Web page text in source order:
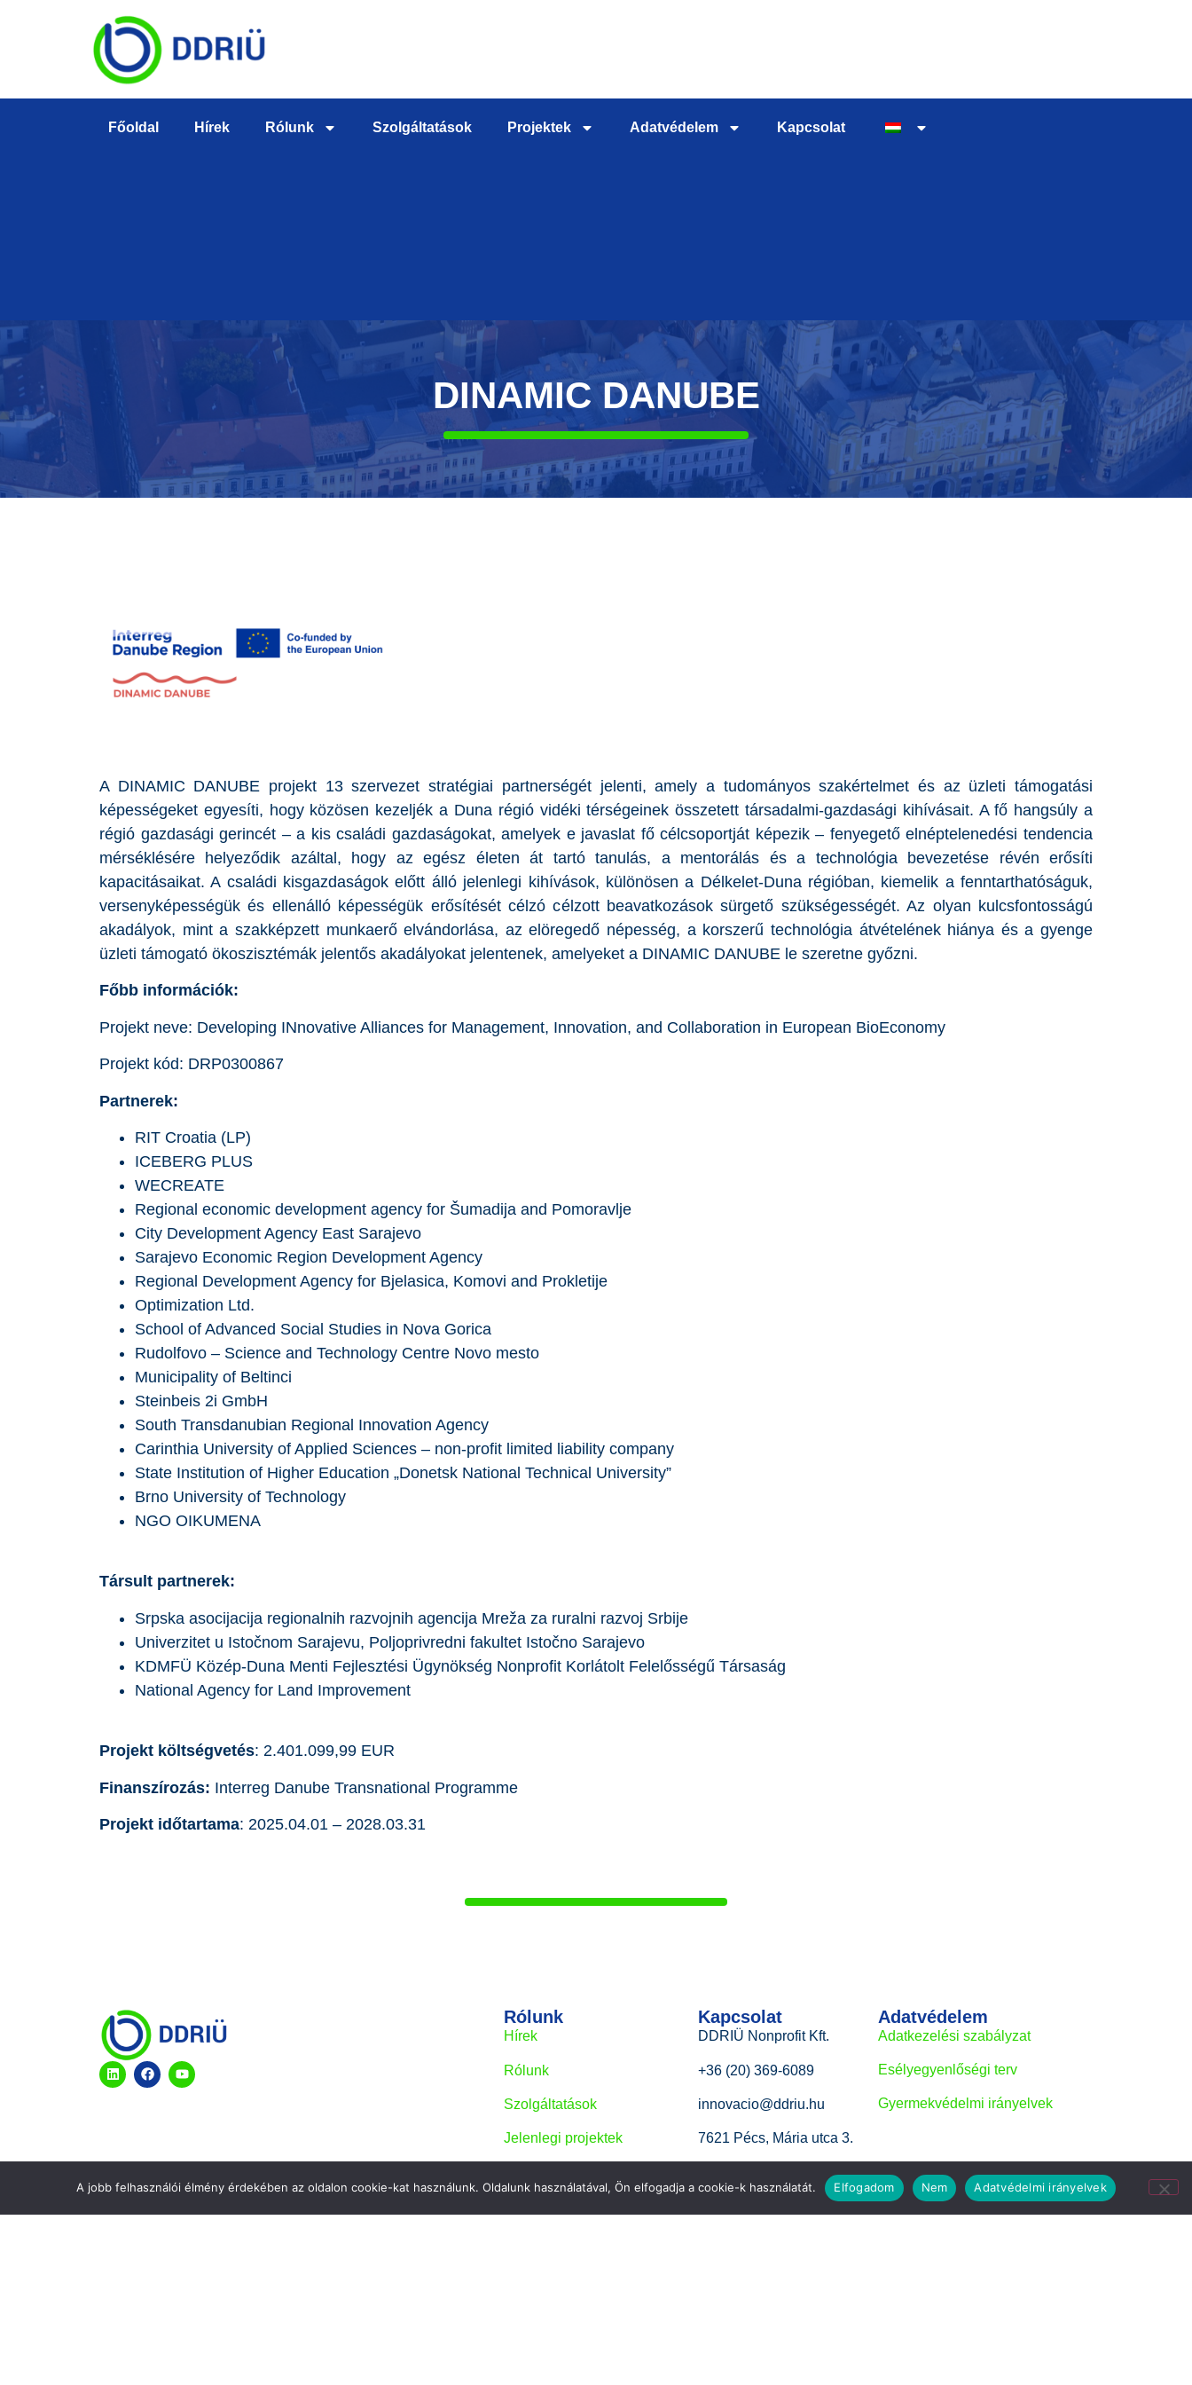
Főoldal Hírek Rólunk Szolgáltatások Projektek Adatvédelem Kapcsolat
DINAMIC DANUBE
A DINAMIC DANUBE projekt 13 szervezet stratégiai partnerségét jelenti, amely a tudományos szakértelmet és az üzleti támogatási
képességeket egyesíti, hogy közösen kezeljék a Duna régió vidéki térségeinek összetett társadalmi-gazdasági kihívásait. A fő hangsúly a
régió gazdasági gerincét – a kis családi gazdaságokat, amelyek e javaslat fő célcsoportját képezik – fenyegető elnéptelenedési tendencia
mérséklésére helyeződik azáltal, hogy az egész életen át tartó tanulás, a mentorálás és a technológia bevezetése révén erősíti
kapacitásaikat. A családi kisgazdaságok előtt álló jelenlegi kihívások, különösen a Délkelet-Duna régióban, kiemelik a fenntarthatóságuk,
versenyképességük és ellenálló képességük erősítését célzó célzott beavatkozások sürgető szükségességét. Az olyan kulcsfontosságú
akadályok, mint a szakképzett munkaerő elvándorlása, az elöregedő népesség, a korszerű technológia átvételének hiánya és a gyenge
üzleti támogató ökoszisztémák jelentős akadályokat jelentenek, amelyeket a DINAMIC DANUBE le szeretne győzni.
Főbb információk:
Projekt neve: Developing INnovative Alliances for Management, Innovation, and Collaboration in European BioEconomy
Projekt kód: DRP0300867
Partnerek:
RIT Croatia (LP)
ICEBERG PLUS
WECREATE
Regional economic development agency for Šumadija and Pomoravlje
City Development Agency East Sarajevo
Sarajevo Economic Region Development Agency
Regional Development Agency for Bjelasica, Komovi and Prokletije
Optimization Ltd.
School of Advanced Social Studies in Nova Gorica
Rudolfovo – Science and Technology Centre Novo mesto
Municipality of Beltinci
Steinbeis 2i GmbH
South Transdanubian Regional Innovation Agency
Carinthia University of Applied Sciences – non-profit limited liability company
State Institution of Higher Education „Donetsk National Technical University”
Brno University of Technology
NGO OIKUMENA
Társult partnerek:
Srpska asocijacija regionalnih razvojnih agencija Mreža za ruralni razvoj Srbije
Univerzitet u Istočnom Sarajevu, Poljoprivredni fakultet Istočno Sarajevo
KDMFÜ Közép-Duna Menti Fejlesztési Ügynökség Nonprofit Korlátolt Felelősségű Társaság
National Agency for Land Improvement
Projekt költségvetés: 2.401.099,99 EUR
Finanszírozás: Interreg Danube Transnational Programme
Projekt időtartama: 2025.04.01 – 2028.03.31
Rólunk
Hírek
Rólunk
Szolgáltatások
Jelenlegi projektek
Kapcsolat
DDRIÜ Nonprofit Kft.
+36 (20) 369-6089
innovacio@ddriu.hu
7621 Pécs, Mária utca 3.
Adatvédelem
Adatkezelési szabályzat
Esélyegyenlőségi terv
Gyermekvédelmi irányelvek
A jobb felhasználói élmény érdekében az oldalon cookie-kat használunk. Oldalunk használatával, Ön elfogadja a cookie-k használatát. Elfogadom Nem Adatvédelmi irányelvek